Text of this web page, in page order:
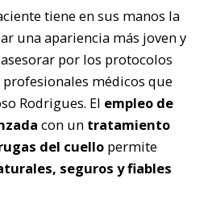
tiene en sus manos la
una apariencia más joven y
por los protocolos
médicos que
Rodrigues. El empleo de
con un tratamiento
del cuello permite
seguros y fiables